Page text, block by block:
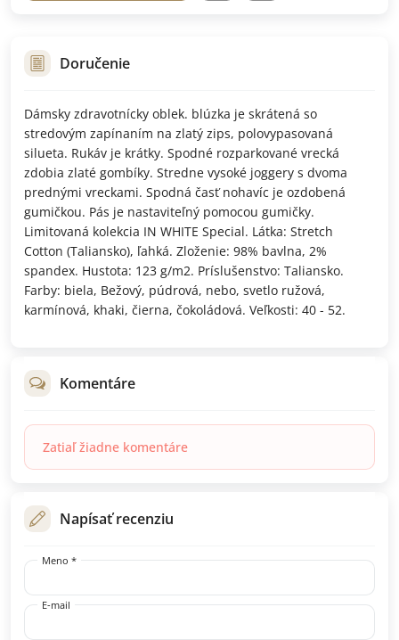
Doručenie
Dámsky zdravotnícky oblek. blúzka je skrátená so
stredovým zapínaním na zlatý zips, polovypasovaná
silueta. Rukáv je krátky. Spodné rozparkované vrecká
zdobia zlaté gombíky. Stredne vysoké joggery s dvoma
prednými vreckami. Spodná časť nohavíc je ozdobená
gumičkou. Pás je nastaviteľný pomocou gumičky.
Limitovaná kolekcia IN WHITE Special. Látka: Stretch
Cotton (Taliansko), ľahká. Zloženie: 98% bavlna, 2%
spandex. Hustota: 123 g/m2. Príslušenstvo: Taliansko.
Farby: biela, Bežový, púdrová, nebo, svetlo ružová,
karmínová, khaki, čierna, čokoládová. Veľkosti: 40 - 52.
Komentáre
Zatiaľ žiadne komentáre
Napísať recenziu
Meno *
E-mail